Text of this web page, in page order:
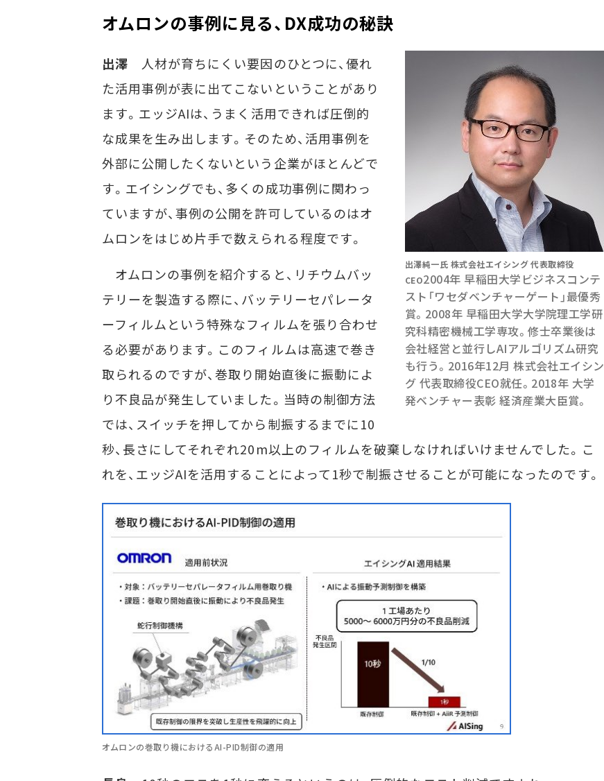
オムロンの事例に見る、DX成功の秘訣
出澤純一氏 株式会社エイシング 代表取締役
CEO2004年 早稲田大学ビジネスコンテ
スト「ワセダベンチャーゲート」最優秀
賞。2008年 早稲田大学大学院理工学研
究科精密機械工学専攻。修士卒業後は
会社経営と並行しAIアルゴリズム研究
も行う。2016年12月 株式会社エイシン
グ 代表取締役CEO就任。2018年 大学
発ベンチャー表彰 経済産業大臣賞。
出澤 人材が育ちにくい要因のひとつに、優れ
た活用事例が表に出てこないということがあり
ます。エッジAIは、うまく活用できれば圧倒的
な成果を生み出します。そのため、活用事例を
外部に公開したくないという企業がほとんどで
す。エイシングでも、多くの成功事例に関わっ
ていますが、事例の公開を許可しているのはオ
ムロンをはじめ片手で数えられる程度です。
オムロンの事例を紹介すると、リチウムバッ
テリーを製造する際に、バッテリーセパレータ
ーフィルムという特殊なフィルムを張り合わせ
る必要があります。このフィルムは高速で巻き
取られるのですが、巻取り開始直後に振動によ
り不良品が発生していました。当時の制御方法
では、スイッチを押してから制振するまでに10
秒、長さにしてそれぞれ20m以上のフィルムを破棄しなければいけませんでした。こ
れを、エッジAIを活用することによって1秒で制振させることが可能になったのです。
オムロンの巻取り機におけるAI-PID制御の適用